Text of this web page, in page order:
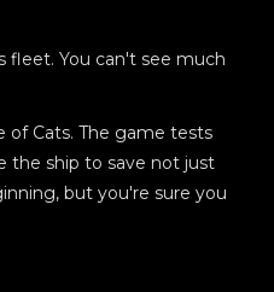
fleet. You can't see much
of Cats. The game tests
the ship to save not just
but you're sure you